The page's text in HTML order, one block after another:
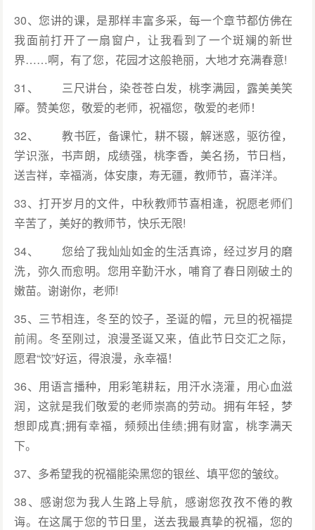
30、您讲的课，是那样丰富多采，每一个章节都仿佛在
我面前打开了一扇窗户，让我看到了一个斑斓的新世
界……啊，有了您，花园才这般艳丽，大地才充满春意!
31、 三尺讲台，染苍苍白发，桃李满园，露美美笑
厣。赞美您，敬爱的老师，祝福您，敬爱的老师！
32、 教书匠，备课忙，耕不辍，解迷惑，驱彷徨，
学识涨，书声朗，成绩强，桃李香，美名扬，节日档，
送吉祥，幸福淌，体安康，寿无疆，教师节，喜洋洋。
33、打开岁月的文件，中秋教师节喜相逢，祝愿老师们
辛苦了，美好的教师节，快乐无限!
34、 您给了我灿灿如金的生活真谛，经过岁月的磨
洗，弥久而愈明。您用辛勤汗水，哺育了春日刚破土的
嫩苗。谢谢你，老师!
35、三节相连，冬至的饺子，圣诞的帽，元旦的祝福提
前闹。冬至刚过，浪漫圣诞又来，值此节日交汇之际，
愿君“饺”好运，得浪漫，永幸福！
36、用语言播种，用彩笔耕耘，用汗水浇灌，用心血滋
润，这就是我们敬爱的老师崇高的劳动。拥有年轻，梦
想即成真;拥有幸福，频频出佳绩;拥有财富，桃李满天
下。
37、多希望我的祝福能染黑您的银丝、填平您的皱纹。
38、感谢您为我人生路上导航，感谢您孜孜不倦的教
诲。在这属于您的节日里，送去我最真挚的祝福，您的